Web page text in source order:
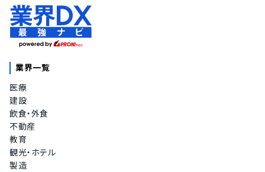
業界一覧
医療
建設
飲食・外食
不動産
教育
観光・ホテル
製造